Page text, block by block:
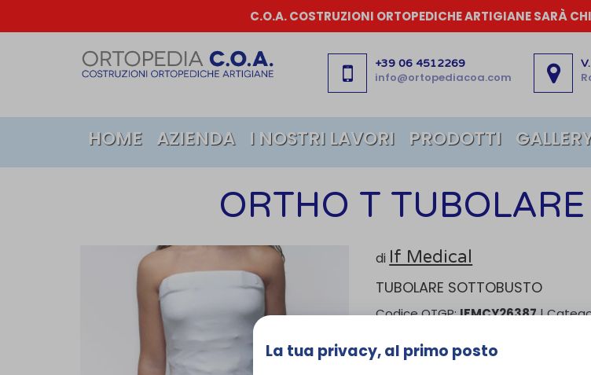
C.O.A. COSTRUZIONI ORTOPEDICHE ARTIGIANE SARÀ
+39 06 4512269
info@ortopediacoa.com
HOME AZIENDA I NOSTRI LAVORI PRODOTTI
ORTHO T
di If Medical
TUBOLARE SOTTOBUSTO
Codice OTGP:IFMCY26387|
Il Tubolare Sottobusto è un
correttivo (busto tipo Boston,
La tua privacy, al primo posto